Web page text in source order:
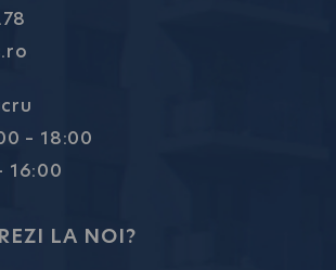
– 18:00
16:00
LA NOI?